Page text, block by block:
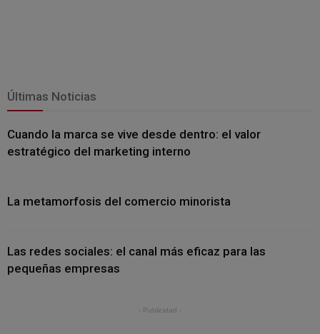
Últimas Noticias
Cuando la marca se vive desde dentro: el valor
estratégico del marketing interno
La metamorfosis del comercio minorista
Las redes sociales: el canal más eficaz para las
pequeñas empresas
- Publicidad -